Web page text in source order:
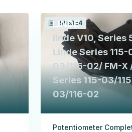
995364
LINDE
linde V10, Series
Linde Series 115-
03/116-02/ FM-X
Series 115-03/
03/116-02
Potentiometer